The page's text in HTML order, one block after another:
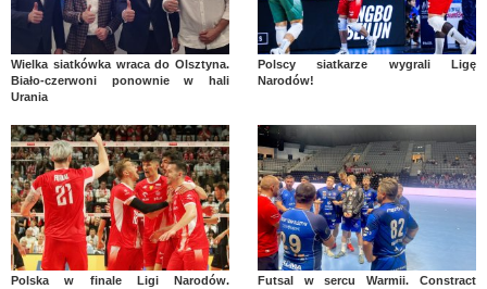
Wielka siatkówka wraca do Olsztyna.
Biało-czerwoni ponownie w hali
Urania
Polscy siatkarze wygrali Ligę
Narodów!
Polska w finale Ligi Narodów.
Futsal w sercu Warmii. Constract